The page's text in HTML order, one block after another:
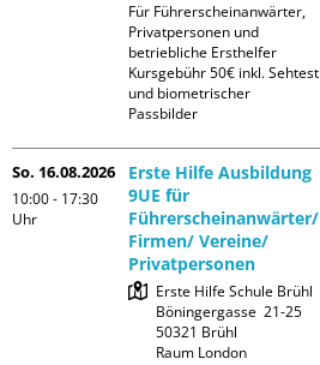
Für Führerscheinanwärter,
Privatpersonen und
betriebliche Ersthelfer
Kursgebühr 50€ inkl. Sehtest
und biometrischer
Passbilder
So. 16.08.2026
10:00 - 17:30
Uhr
Erste Hilfe Ausbildung
9UE für
Führerscheinanwärter/
Firmen/ Vereine/
Privatpersonen
Erste Hilfe Schule Brühl
Böningergasse  21-25
50321 Brühl
Raum London